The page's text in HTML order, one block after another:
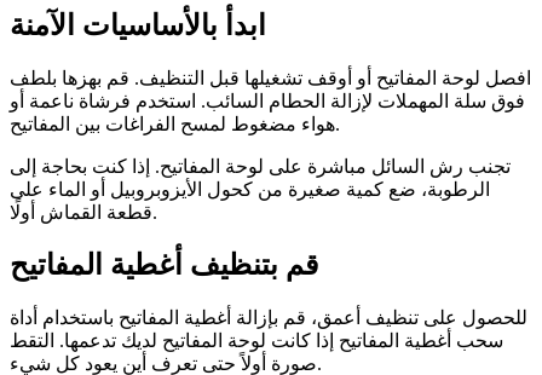
ابدأ بالأساسيات الآمنة
افصل لوحة المفاتيح أو أوقف تشغيلها قبل التنظيف. قم بهزها بلطف
فوق سلة المهملات لإزالة الحطام السائب. استخدم فرشاة ناعمة أو
هواء مضغوط لمسح الفراغات بين المفاتيح.
تجنب رش السائل مباشرة على لوحة المفاتيح. إذا كنت بحاجة إلى
الرطوبة، ضع كمية صغيرة من كحول الأيزوبروبيل أو الماء على
قطعة القماش أولًا.
قم بتنظيف أغطية المفاتيح
للحصول على تنظيف أعمق، قم بإزالة أغطية المفاتيح باستخدام أداة
سحب أغطية المفاتيح إذا كانت لوحة المفاتيح لديك تدعمها. التقط
صورة أولاً حتى تعرف أين يعود كل شيء.